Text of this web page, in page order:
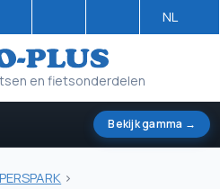
NL
en fietsonderdelen
Bekijk gamma →
>